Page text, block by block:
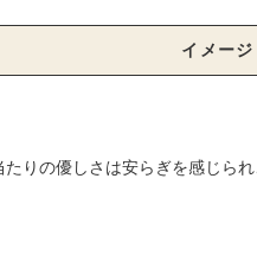
イメージ
りの優しさは安らぎを感じら